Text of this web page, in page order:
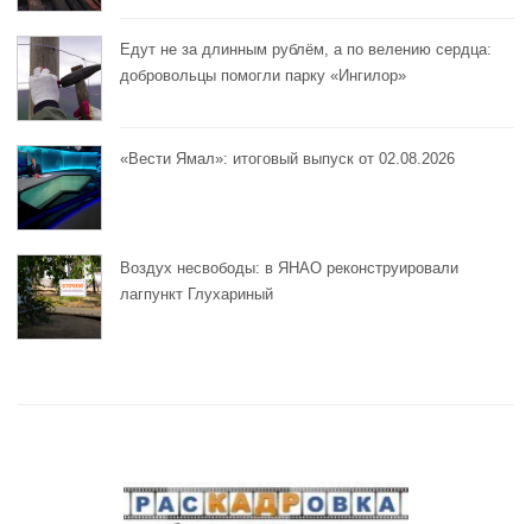
Едут не за длинным рублём, а по велению сердца:
добровольцы помогли парку «Ингилор»
«Вести Ямал»: итоговый выпуск от 02.08.2026
Воздух несвободы: в ЯНАО реконструировали
лагпункт Глухариный